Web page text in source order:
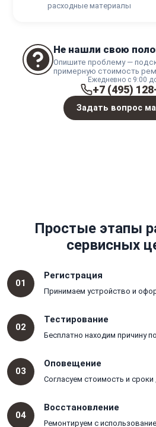
расходные материалы
Не нашли свою
Опишите проблему —
примерную стоимость
Ежедневно с 9:00
+7 (495)
Задать вопрос
Простые этапы
сервисных
01
Регистрация
Принимаем устройство и
02
Тестирование
Бесплатно находим причину
03
Оповещение
Согласуем стоимость и
04
Восстановление
Ремонтируем с